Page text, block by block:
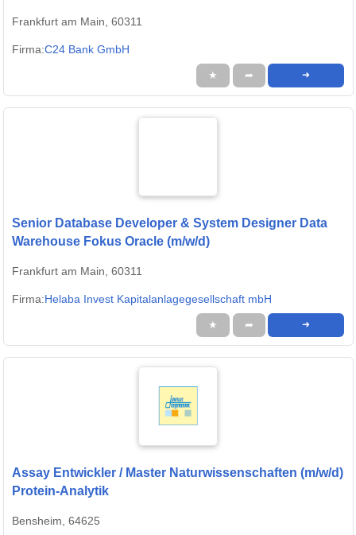
Frankfurt am Main, 60311
Firma:C24 Bank GmbH
★ ➦ ➜
Senior Database Developer & System Designer Data
Warehouse Fokus Oracle (m/w/d)
Frankfurt am Main, 60311
Firma:Helaba Invest Kapitalanlagegesellschaft mbH
★ ➦ ➜
Assay Entwickler / Master Naturwissenschaften (m/w/d)
Protein-Analytik
Bensheim, 64625